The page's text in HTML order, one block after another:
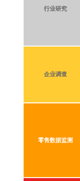
行业研究
企业调查
零售数据监测